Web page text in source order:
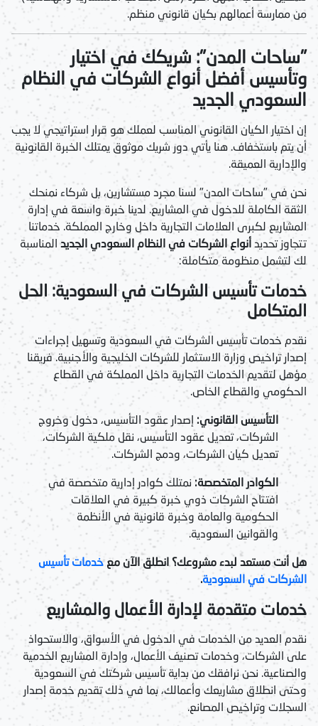
من ممارسة أعمالهم بكيان قانوني منظم.
"ساحات المدن": شريكك في اختيار
وتأسيس أفضل أنواع الشركات في النظام
السعودي الجديد
إن اختيار الكيان القانوني المناسب لعملك هو قرار استراتيجي لا يجب
أن يتم باستخفاف. هنا يأتي دور شريك موثوق يمتلك الخبرة القانونية
والإدارية العميقة.
نحن في "ساحات المدن" لسنا مجرد مستشارين، بل شركاء نمنحك
الثقة الكاملة للدخول في المشاريع. لدينا خبرة واسعة في إدارة
المشاريع لكبرى العلامات التجارية داخل وخارج المملكة. خدماتنا
تتجاوز تحديد أنواع الشركات في النظام السعودي الجديدالمناسبة
لك لتشمل منظومة متكاملة:
خدمات تأسيس الشركات في السعودية: الحل
المتكامل
نقدم خدمات تأسيس الشركات في السعودية وتسهيل إجراءات
إصدار تراخيص وزارة الاستثمار للشركات الخليجية والأجنبية. فريقنا
مؤهل لتقديم الخدمات التجارية داخل المملكة في القطاع
الحكومي والقطاع الخاص.
التأسيس القانوني: إصدار عقود التأسيس، دخول وخروج
الشركات، تعديل عقود التأسيس، نقل ملكية الشركات،
تعديل كيان الشركات، ودمج الشركات.
الكوادر المتخصصة:نمتلك كوادر إدارية متخصصة في
افتتاح الشركات ذوي خبرة كبيرة في العلاقات
الحكومية والعامة وخبرة قانونية في الأنظمة
والقوانين السعودية.
هل أنت مستعد لبدء مشروعك؟ انطلق الآن معخدمات تأسيس
الشركات في السعودية.
خدمات متقدمة لإدارة الأعمال والمشاريع
نقدم العديد من الخدمات في الدخول في الأسواق، والاستحواذ
على الشركات، وخدمات تصنيف الأعمال، وإدارة المشاريع الخدمية
والصناعية. نحن نرافقك من بداية تأسيس شركتك في السعودية
وحتى انطلاق مشاريعك وأعمالك، بما في ذلك تقديم خدمة إصدار
السجلات وتراخيص المصانع.